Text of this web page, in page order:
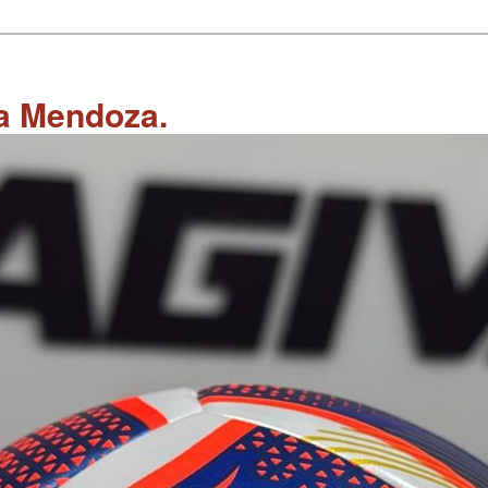
Mendoza.